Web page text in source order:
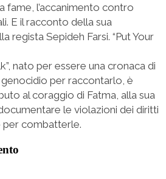
fame, l’accanimento contro
E il racconto della sua
regista Sepideh Farsi. “Put Your
nato per essere una cronaca di
per raccontarlo, è
al coraggio di Fatma, alla sua
le violazioni dei diritti
per combatterle.